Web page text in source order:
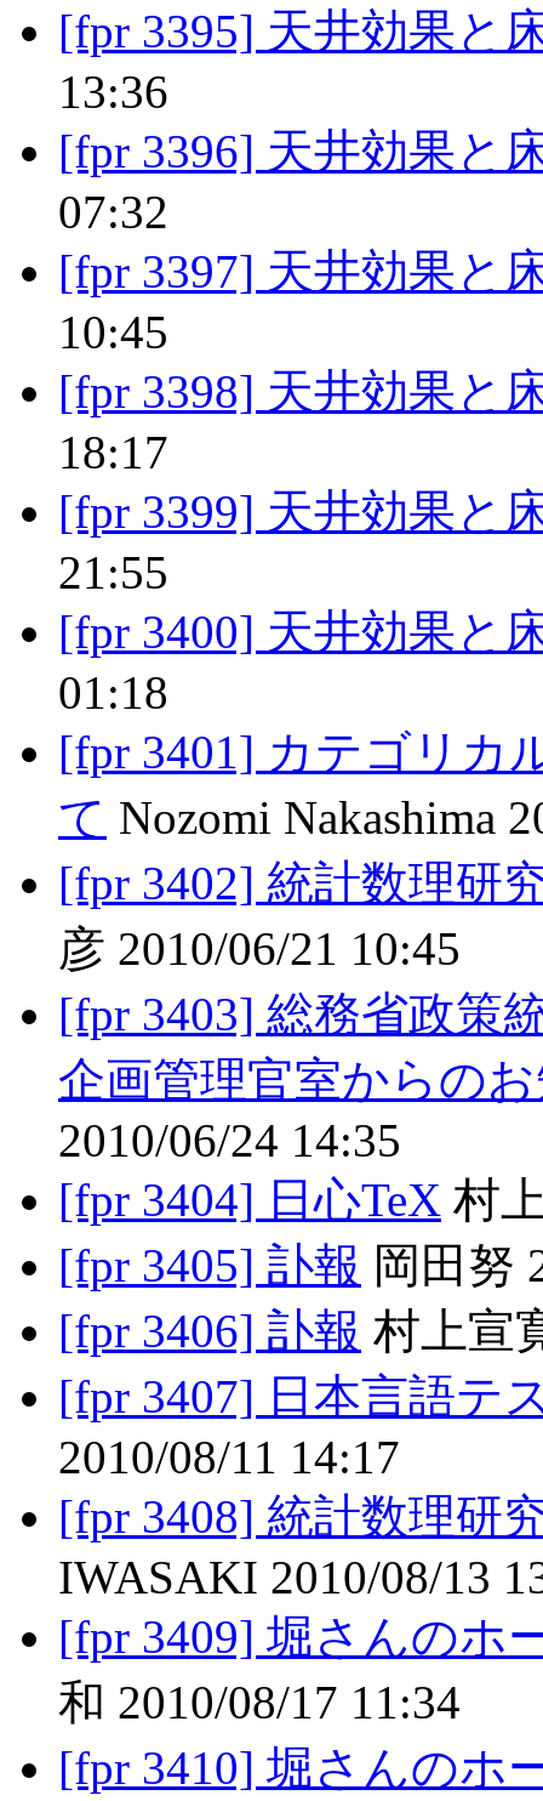
[fpr 3395] 天井効果と
13:36
[fpr 3396] 天井効果と
07:32
[fpr 3397] 天井効果と
10:45
[fpr 3398] 天井効果と
18:17
[fpr 3399] 天井効果と
21:55
[fpr 3400] 天井効果と
01:18
[fpr 3401] カテゴリカ
て Nozomi Nakashima
[fpr 3402] 統計数理研
彦 2010/06/21 10:45
[fpr 3403] 総務省政策
企画管理官室からの
2010/06/24 14:35
[fpr 3404] 日心TeX 村
[fpr 3405] 訃報 岡田努
[fpr 3406] 訃報 村上宣
[fpr 3407] 日本言語テ
2010/08/11 14:17
[fpr 3408] 統計数理研
IWASAKI 2010/08/13
[fpr 3409] 堀さんのホ
和 2010/08/17 11:34
[fpr 3410] 堀さんのホ